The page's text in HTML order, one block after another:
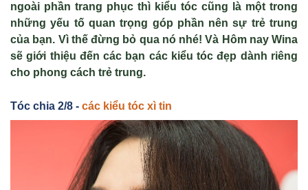
ngoài phần trang phục thì kiểu tóc cũng là một trong
những yếu tố quan trọng góp phần nên sự trẻ trung
của bạn. Vì thế đừng bỏ qua nó nhé! Và Hôm nay Wina
sẽ giới thiệu đến các bạn các kiểu tóc đẹp dành riêng
cho phong cách trẻ trung.
Tóc chia 2/8 - các kiểu tóc xì tin